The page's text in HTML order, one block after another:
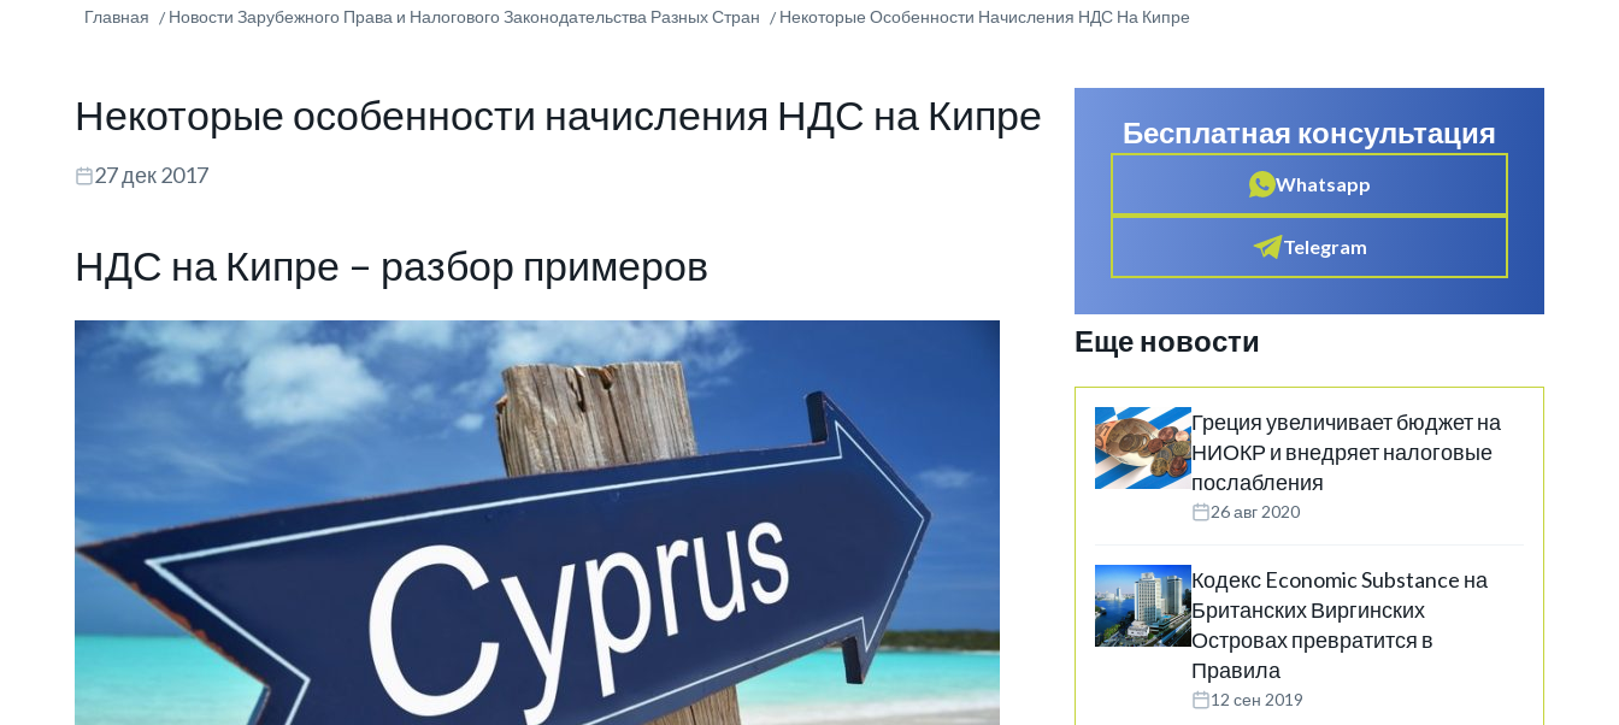
Главная Новости Зарубежного Права и Налогового Законодательства Разных Стран Некоторые Особенности Начисления НДС На Кипре
Некоторые особенности начисления НДС на Кипре
27 дек 2017
НДС на Кипре – разбор примеров
Бесплатная консультация
Whatsapp
Telegram
Еще новости
Греция увеличивает бюджет на
НИОКР и внедряет налоговые
послабления
26 авг 2020
Кодекс Economic Substance на
Британских Виргинских
Островах превратится в
Правила
12 сен 2019